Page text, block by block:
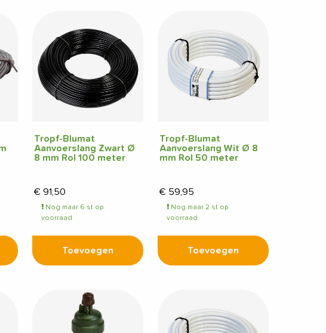
Tropf-Blumat
Aanvoerslang Zwart Ø
8 mm Rol 100 meter
€ 91,50
Nog maar 6 st op
voorraad
Toevoegen
Tropf-Blumat
Aanvoerslang Wit Ø 8
mm Rol 50 meter
€ 59,95
Nog maar 2 st op
voorraad
Toevoegen